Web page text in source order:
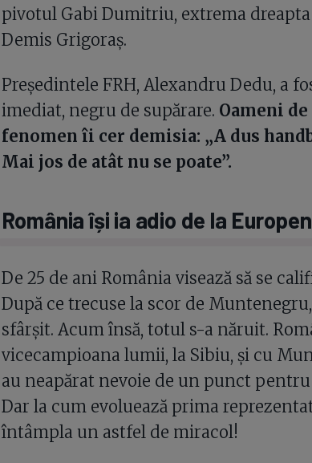
pivotul Gabi Dumitriu, extrema
Demis Grigoraș.
Președintele FRH, Alexandru Dedu, a
imediat, negru de supărare. Oameni
fenomen îi cer demisia: „A dus
Mai jos de atât nu se poate”.
România își ia adio de la
De 25 de ani România visează să se
După ce trecuse la scor de
sfârșit. Acum însă, totul s-a năruit.
vicecampioana lumii, la Sibiu, și cu
au neapărat nevoie de un punct
Dar la cum evoluează prima
întâmpla un astfel de miracol!